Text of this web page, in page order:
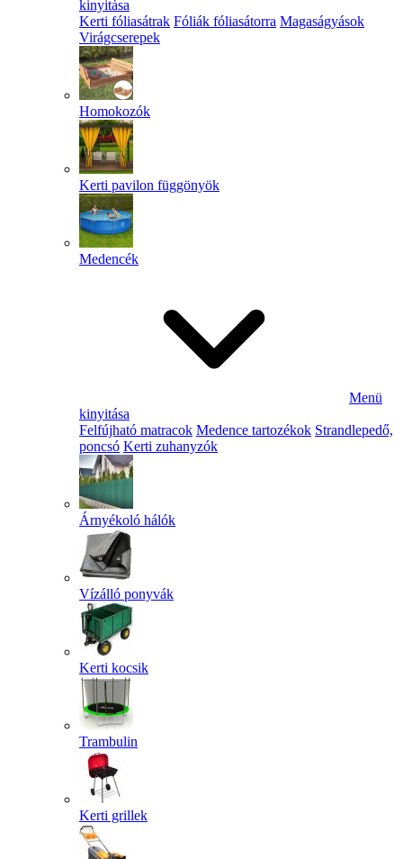
kinyitása
Kerti fóliasátrak Fóliák fóliasátorra Magaságyások
Virágcserepek
Homokozók
Kerti pavilon függönyök
Medencék
Menü
kinyitása
Felfújható matracok Medence tartozékok Strandlepedő,
poncsó Kerti zuhanyzók
Árnyékoló hálók
Vízálló ponyvák
Kerti kocsik
Trambulin
Kerti grillek